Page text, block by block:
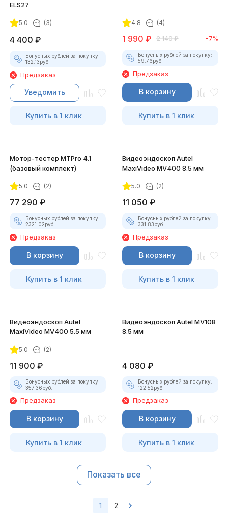
ELS27
5.0 (3)
4 400 ₽
Бонусных рублей за покупку:
132.13руб.
Предзаказ
Уведомить
Купить в 1 клик
4.8 (4)
1 990 ₽ 2 140 ₽ -7%
Бонусных рублей за покупку:
59.76руб.
Предзаказ
В корзину
Купить в 1 клик
Мотор-тестер MTPro 4.1
(базовый комплект)
5.0 (2)
77 290 ₽
Бонусных рублей за покупку:
2321.02руб.
Предзаказ
В корзину
Купить в 1 клик
Видеоэндоскоп Autel
MaxiVideo MV400 8.5 мм
5.0 (2)
11 050 ₽
Бонусных рублей за покупку:
331.83руб.
Предзаказ
В корзину
Купить в 1 клик
Видеоэндоскоп Autel
MaxiVideo MV400 5.5 мм
5.0 (2)
11 900 ₽
Бонусных рублей за покупку:
357.36руб.
Предзаказ
В корзину
Купить в 1 клик
Видеоэндоскоп Autel MV108
8.5 мм
4 080 ₽
Бонусных рублей за покупку:
122.52руб.
Предзаказ
В корзину
Купить в 1 клик
Показать все
1 2